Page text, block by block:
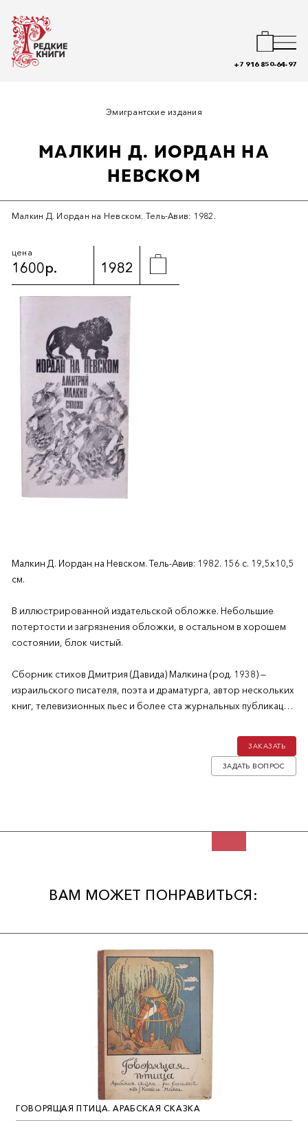
+7 916 850-64-97
Эмигрантские издания
МАЛКИН Д. ИОРДАН НА
НЕВСКОМ
Малкин Д. Иордан на Невском. Тель-Авив: 1982.
цена
1600р. 1982
Малкин Д. Иордан на Невском. Тель-Авив: 1982. 156 с. 19,5х10,5
см.
В иллюстрированной издательской обложке. Небольшие
потертости и загрязнения обложки, в остальном в хорошем
состоянии, блок чистый.
Сборник стихов Дмитрия (Давида) Малкина (род. 1938) —
израильского писателя, поэта и драматурга, автор нескольких
книг, телевизионных пьес и более ста журнальных публикаций.
ЗАДАТЬ ВОПРОС
ЗАКАЗАТЬ
ВАМ МОЖЕТ ПОНРАВИТЬСЯ:
ГОВОРЯЩАЯ ПТИЦА. АРАБСКАЯ СКАЗКА